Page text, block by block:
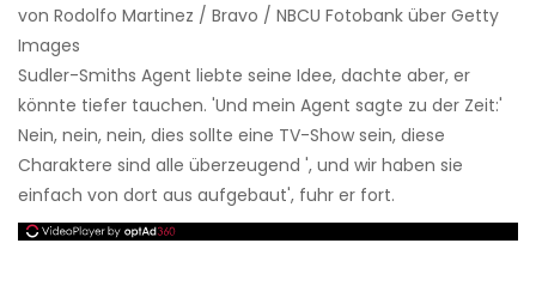
von Rodolfo Martinez / Bravo / NBCU Fotobank über Getty
Images
Sudler-Smiths Agent liebte seine Idee, dachte aber, er
könnte tiefer tauchen. 'Und mein Agent sagte zu der Zeit:'
Nein, nein, nein, dies sollte eine TV-Show sein, diese
Charaktere sind alle überzeugend ', und wir haben sie
einfach von dort aus aufgebaut', fuhr er fort.